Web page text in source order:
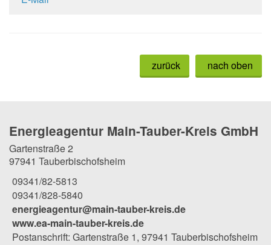
nach oben
zurück
Energieagentur Main-Tauber-Kreis GmbH
Gartenstraße 2
97941 Tauberbischofsheim
09341/82-5813
09341/828-5840
energieagentur@main-tauber-kreis.de
www.ea-main-tauber-kreis.de
Postanschrift: Gartenstraße 1, 97941 Tauberbischofsheim